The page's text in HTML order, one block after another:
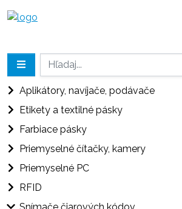
Aplikátory, navíjače, podávače
Etikety a textilné pásky
Farbiace pásky
Priemyselné čítačky, kamery
Priemyselné PC
RFID